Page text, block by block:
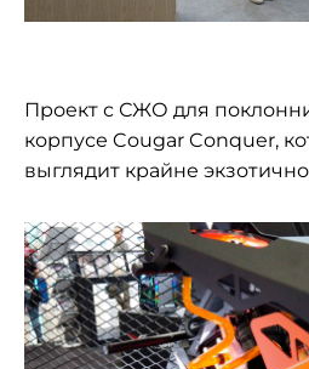
Проект с СЖО для
корпусе Cougar Conquer,
выглядит крайне